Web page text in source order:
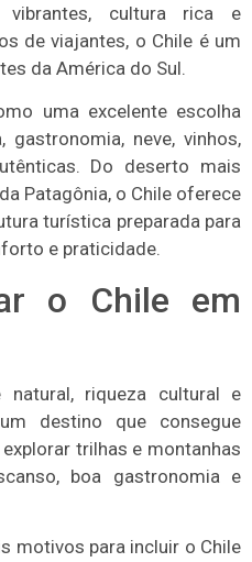
vibrantes, cultura rica e
de viajantes, o Chile é um
da América do Sul.
uma excelente escolha
gastronomia, neve, vinhos,
Do deserto mais
Patagônia, o Chile oferece
turística preparada para
e praticidade.
o Chile em
natural, riqueza cultural e
destino que consegue
trilhas e montanhas
boa gastronomia e
motivos para incluir o Chile